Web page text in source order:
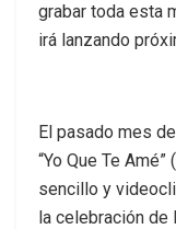
grabar toda esta
irá lanzando
El pasado mes
“Yo Que Te
sencillo y
la celebración de